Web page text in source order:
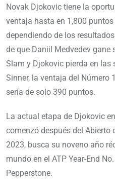
Novak Djokovic tiene la
ventaja hasta en 1,800
dependiendo de los
de que Daniil Medvedev gane
Slam y Djokovic pierda en
Sinner, la ventaja del Número
sería de solo 390 puntos.
La actual etapa de Djokovic
comenzó después del Abierto
2023, busca su noveno año
mundo en el ATP Year-End
Pepperstone.